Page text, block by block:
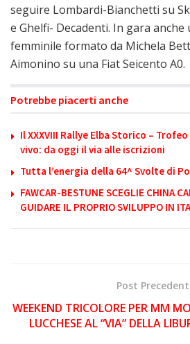
seguire Lombardi-Bianchetti su
e Ghelfi- Decadenti. In gara
femminile formato da Michela
Aimonino su una Fiat Seicento A0.
Potrebbe piacerti anche
Il XXXVIII Rallye Elba Storico –
vivo: da oggi il via alle iscrizioni
Tutta l’energia della 64^ Svolte di
FAWCAR-BESTUNE SCEGLIE CHINA
GUIDARE IL PROPRIO SVILUPPO IN
Post
WEEKEND TRICOLORE PER MM
LUCCHESE AL “VIA” DELLA